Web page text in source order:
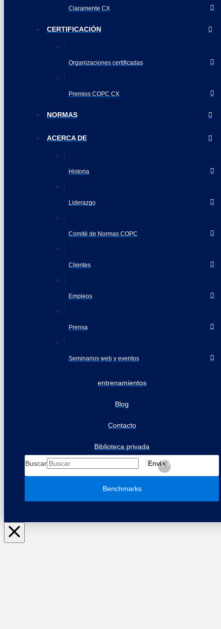
Claramente CX
CERTIFICACIÓN
Organizaciones certificadas
Premios COPC CX
NORMAS
ACERCA DE
Historia
Liderazgo
Comité de Normas COPC
Clientes
Empleos
Prensa
Seminarios web y eventos
entrenamientos
Blog
Contacto
Biblioteca privada
Buscar EnviarDespejar
Benchmarks